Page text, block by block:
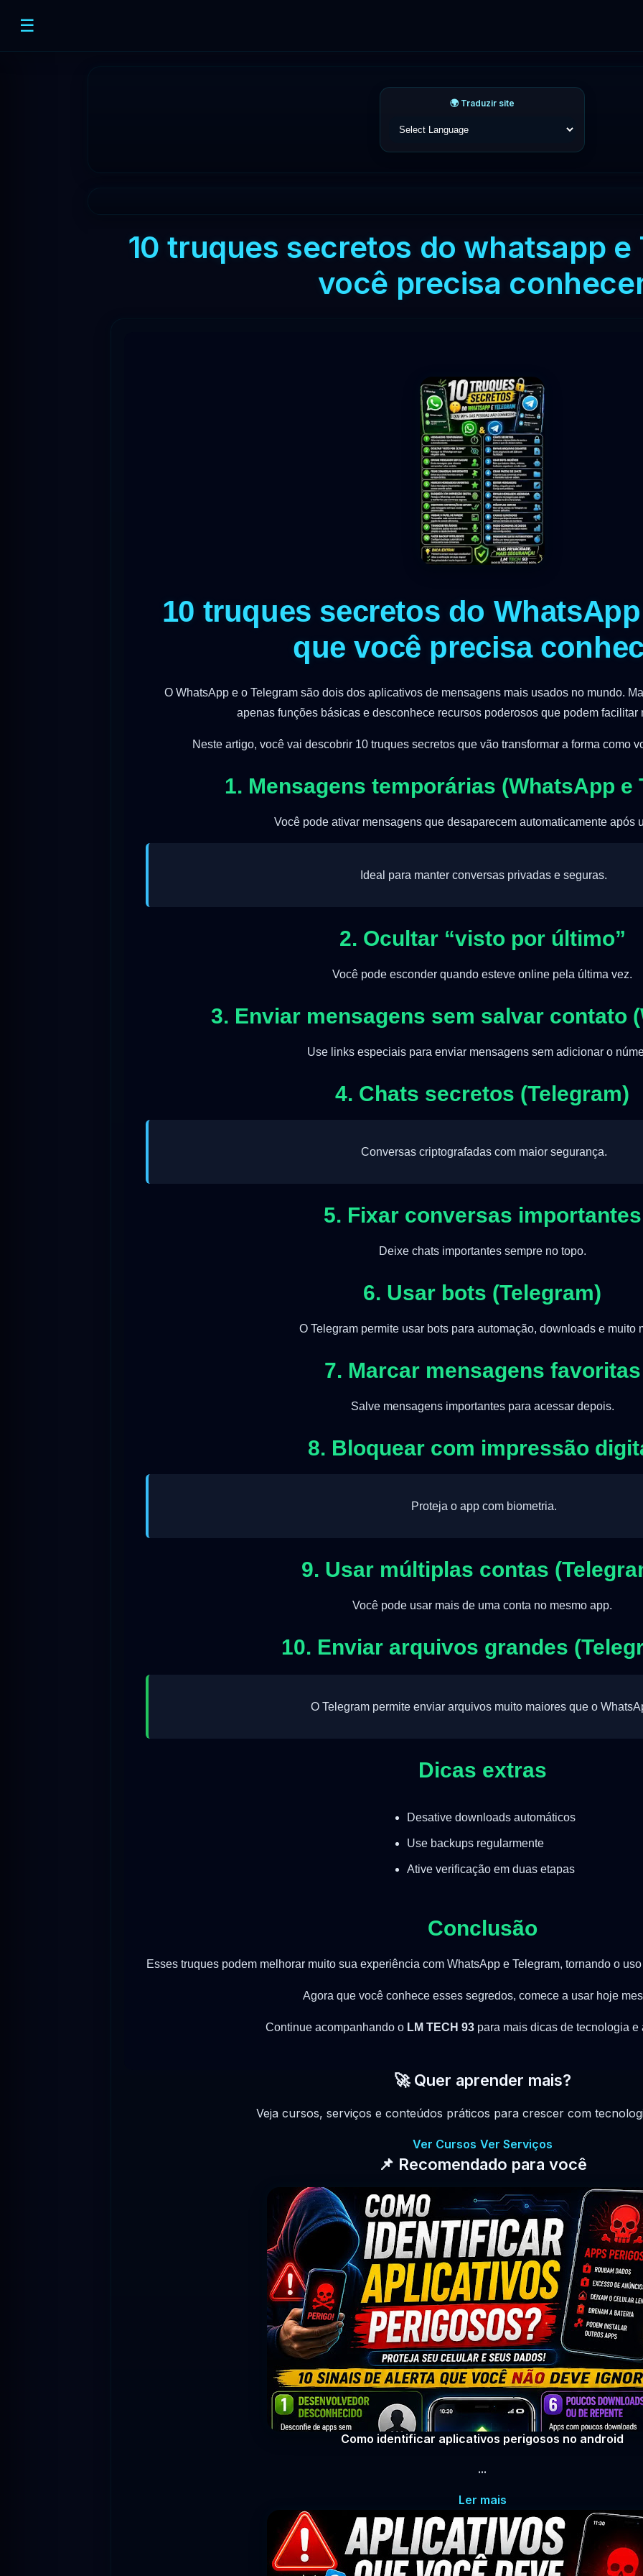
☰
🌍 Traduzir site
10 truques secretos do whatsapp e
você precisa
10 truques secretos do
que você precisa
O WhatsApp e o Telegram são dois dos aplicativos de mensagens mais usados no mundo.
apenas funções básicas e desconhece recursos poderosos que podem facilitar
Neste artigo, você vai descobrir 10 truques secretos que vão transformar a forma como
1. Mensagens temporárias (WhatsApp e
Você pode ativar mensagens que desaparecem automaticamente após
Ideal para manter conversas privadas e seguras.
2. Ocultar “visto por último”
Você pode esconder quando esteve online pela última vez.
3. Enviar mensagens sem salvar contato
Use links especiais para enviar mensagens sem adicionar o
4. Chats secretos (Telegram)
Conversas criptografadas com maior segurança.
5. Fixar conversas importantes
Deixe chats importantes sempre no topo.
6. Usar bots (Telegram)
O Telegram permite usar bots para automação, downloads e muito
7. Marcar mensagens favoritas
Salve mensagens importantes para acessar depois.
8. Bloquear com impressão
Proteja o app com biometria.
9. Usar múltiplas contas
Você pode usar mais de uma conta no mesmo app.
10. Enviar arquivos grandes
O Telegram permite enviar arquivos muito maiores que o
Dicas extras
Desative downloads automáticos
Use backups regularmente
Ative verificação em duas etapas
Conclusão
Esses truques podem melhorar muito sua experiência com WhatsApp e Telegram, tornando o
Agora que você conhece esses segredos, comece a usar hoje
Continue acompanhando o LM TECH 93 para mais dicas de tecnologia e
🚀 Quer aprender mais?
Veja cursos, serviços e conteúdos práticos para crescer com
Ver Cursos Ver Serviços
📌 Recomendado para você
Como identificar aplicativos perigosos no android
...
Ler mais